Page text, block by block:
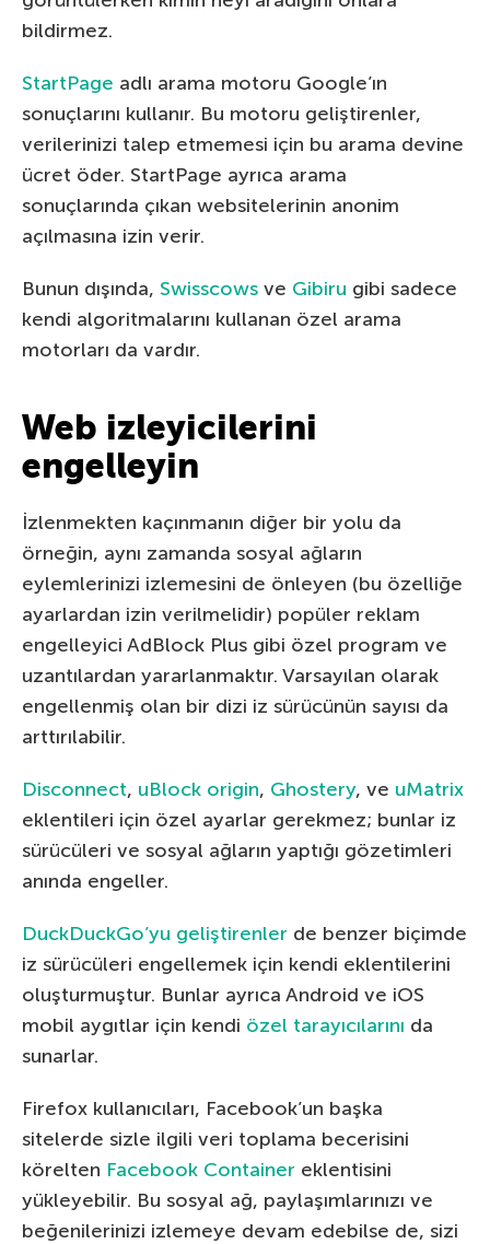
bildirmez.
StartPage adlı arama motoru Google’ın
sonuçlarını kullanır. Bu motoru geliştirenler,
verilerinizi talep etmemesi için bu arama devine
ücret öder. StartPage ayrıca arama
sonuçlarında çıkan websitelerinin anonim
açılmasına izin verir.
Bunun dışında, Swisscows ve Gibiru gibi sadece
kendi algoritmalarını kullanan özel arama
motorları da vardır.
Web izleyicilerini
engelleyin
İzlenmekten kaçınmanın diğer bir yolu da
örneğin, aynı zamanda sosyal ağların
eylemlerinizi izlemesini de önleyen (bu özelliğe
ayarlardan izin verilmelidir) popüler reklam
engelleyici AdBlock Plus gibi özel program ve
uzantılardan yararlanmaktır. Varsayılan olarak
engellenmiş olan bir dizi iz sürücünün sayısı da
arttırılabilir.
Disconnect, uBlock origin, Ghostery, ve uMatrix
eklentileri için özel ayarlar gerekmez; bunlar iz
sürücüleri ve sosyal ağların yaptığı gözetimleri
anında engeller.
DuckDuckGo’yu geliştirenler de benzer biçimde
iz sürücüleri engellemek için kendi eklentilerini
oluşturmuştur. Bunlar ayrıca Android ve iOS
mobil aygıtlar için kendi özel tarayıcılarını da
sunarlar.
Firefox kullanıcıları, Facebook’un başka
sitelerde sizle ilgili veri toplama becerisini
körelten Facebook Container eklentisini
yükleyebilir. Bu sosyal ağ, paylaşımlarınızı ve
beğenilerinizi izlemeye devam edebilse de, sizi